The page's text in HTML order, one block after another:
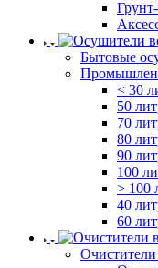
Бытовые
< 30
50
70
80
90
100
> 100
40
60
Очистители